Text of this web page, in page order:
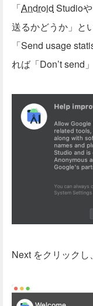
「Android Studio
送るかどうか」と
「Send usage
れば「Don’t send
Next をクリックし